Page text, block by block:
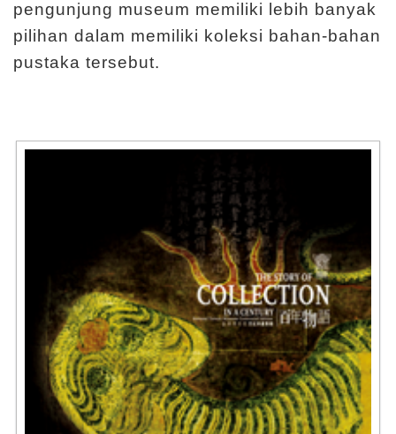
a
n
U
m
pengunjung museum memiliki lebih banyak
pilihan dalam memiliki koleksi bahan-bahan
pustaka tersebut.